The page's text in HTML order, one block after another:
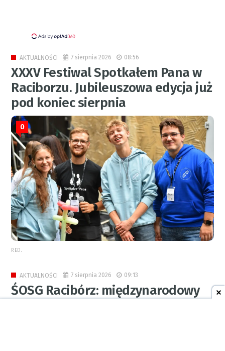
AKTUALNOŚCI 7 sierpnia 2026 08:56
XXXV Festiwal Spotkałem Pana w
Raciborzu. Jubileuszowa edycja już
pod koniec sierpnia
0
RED.
AKTUALNOŚCI 7 sierpnia 2026 09:13
ŚOSG Racibórz: międzynarodowy